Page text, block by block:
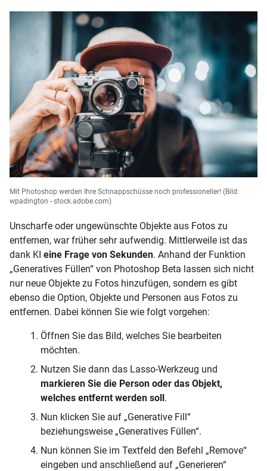
Mit Photoshop werden Ihre Schnappschüsse noch professioneller! (Bild:
wpadington - stock.adobe.com)
Unscharfe oder ungewünschte Objekte aus Fotos zu
entfernen, war früher sehr aufwendig. Mittlerweile ist das
dank KI eine Frage von Sekunden. Anhand der Funktion
„Generatives Füllen“ von Photoshop Beta lassen sich nicht
nur neue Objekte zu Fotos hinzufügen, sondern es gibt
ebenso die Option, Objekte und Personen aus Fotos zu
entfernen. Dabei können Sie wie folgt vorgehen:
Öffnen Sie das Bild, welches Sie bearbeiten
möchten.
Nutzen Sie dann das Lasso-Werkzeug und
markieren Sie die Person oder das Objekt,
welches entfernt werden soll.
Nun klicken Sie auf „Generative Fill“
beziehungsweise „Generatives Füllen“.
Nun können Sie im Textfeld den Befehl „Remove“
eingeben und anschließend auf „Generieren“